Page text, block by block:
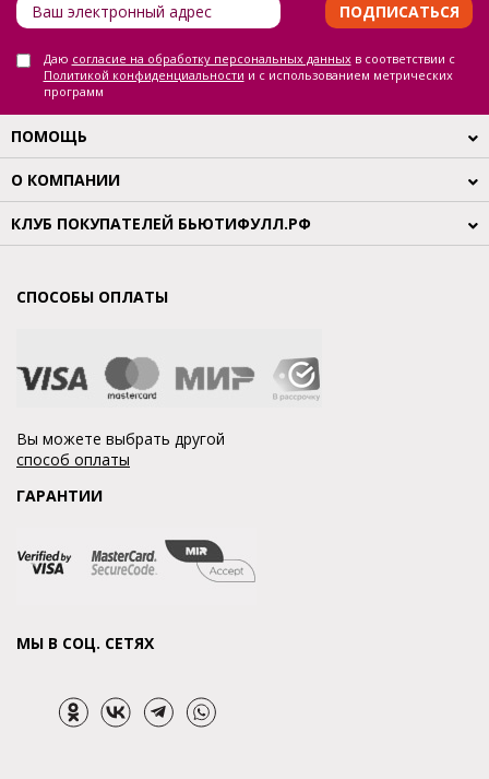
ПОДПИСАТЬСЯ
Даю согласие на обработку персональных данныхв соответствии с
Политикой конфиденциальности и с использованием метрических
программ
ПОМОЩЬ
О КОМПАНИИ
КЛУБ ПОКУПАТЕЛЕЙ БЬЮТИФУЛЛ.РФ
СПОСОБЫ ОПЛАТЫ
Вы можете выбрать другой
способ оплаты
ГАРАНТИИ
МЫ В СОЦ. СЕТЯХ